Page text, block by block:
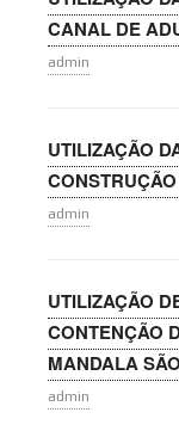
CANAL DE
admin
UTILIZAÇÃO
admin
UTILIZAÇÃO
CONTENÇÃO
MANDALA
admin